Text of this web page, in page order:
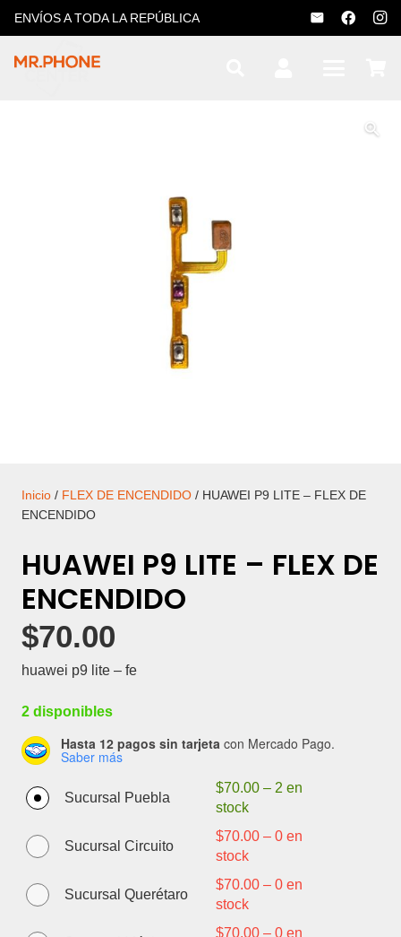
ENVÍOS A TODA LA REPÚBLICA
Inicio / FLEX DE ENCENDIDO / HUAWEI P9 LITE – FLEX DE
ENCENDIDO
HUAWEI P9 LITE – FLEX DE
ENCENDIDO
$70.00
huawei p9 lite – fe
2 disponibles
Hasta 12 pagos sin tarjeta con Mercado Pago.
Saber más
Sucursal Puebla
$70.00 – 2 en
stock
Sucursal Circuito
$70.00 –0 en
stock
Sucursal Querétaro
$70.00 –0 en
stock
$70.00 –0 en